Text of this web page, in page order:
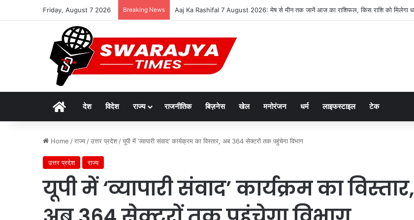
Friday, August 7 2026 Breaking News विकसित मध्यप्रदेश-2047’ की वित्तीय रूपरेखा तैयार
Homeदेश विदेश राज्य राजनीतिक बिज़नेस खेल मनोरंजन धर्म लाइफस्टाइल टेक
Home /राज्य /उत्तर प्रदेश /यूपी में ‘व्यापारी संवाद’ कार्यक्रम का विस्तार, अब 364 सेक्टरों तक पहुंचेगा विभाग
उत्तर प्रदेश राज्य
यूपी में ‘व्यापारी संवाद’ कार्यक्रम का विस्तार,